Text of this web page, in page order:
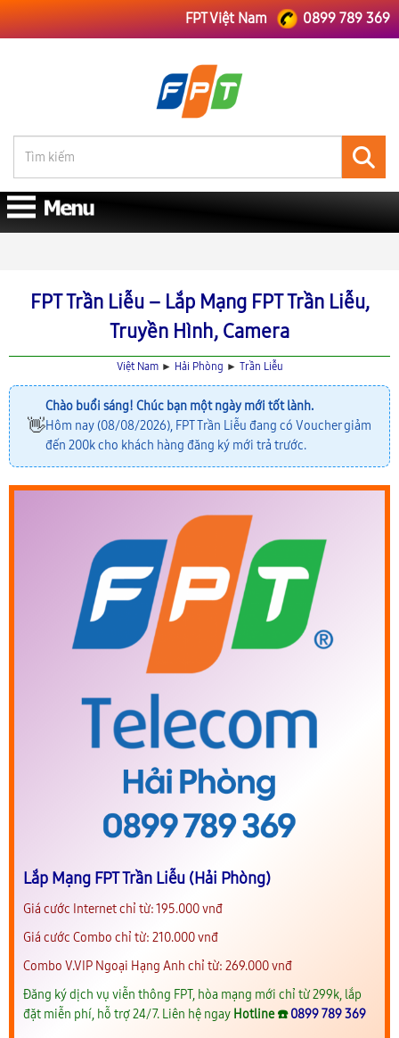
FPT Việt Nam 0899 789 369
FPT Trần Liễu – Lắp Mạng FPT Trần Liễu,
Truyền Hình, Camera
Việt Nam► Hải Phòng ► Trần Liễu
👋
Chào buổi sáng! Chúc bạn một ngày mới tốt lành.
Hôm nay (08/08/2026), FPT Trần Liễu đang có Voucher giảm
đến 200k cho khách hàng đăng ký mới trả trước.
Lắp Mạng FPT Trần Liễu (Hải Phòng)
Giá cước Internet chỉ từ: 195.000 vnđ
Giá cước Combo chỉ từ: 210.000 vnđ
Combo V.VIP Ngoại Hạng Anh chỉ từ: 269.000 vnđ
Đăng ký dịch vụ viễn thông FPT, hòa mạng mới chỉ từ 299k, lắp
đặt miễn phí, hỗ trợ 24/7. Liên hệ ngay Hotline ☎️0899 789 369